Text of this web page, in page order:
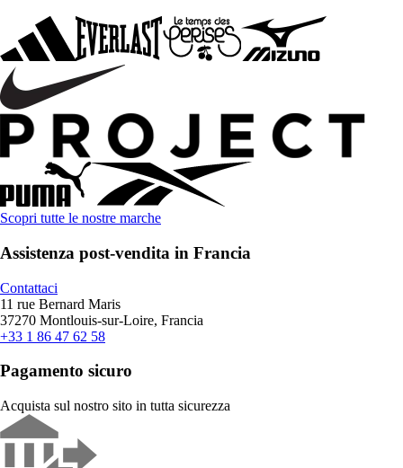
Scopri tutte le nostre marche
Assistenza post-vendita in Francia
Contattaci
11 rue Bernard Maris
37270 Montlouis-sur-Loire, Francia
+33 1 86 47 62 58
Pagamento sicuro
Acquista sul nostro sito in tutta sicurezza